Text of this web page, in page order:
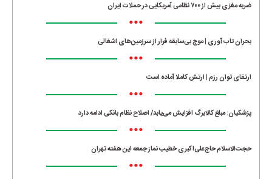
ضربه مغزی بیش از ۷۰۰ نظامی آمریکایی در حملات ایران
•••
بحران تاب آوری | موج بی‌سابقه فرار از سرزمین‌های اشغالی
•••
ارتقای توان رزم | ارتش کاملا آماده است
•••
پزشکیان: مبلغ کالابرگ افزایش می‌یابد/ اصلاح نظام بانکی ادامه دارد
•••
حجت‌الاسلام حاج‌علی‌اکبری خطیب نماز جمعه این هفته تهران
•••